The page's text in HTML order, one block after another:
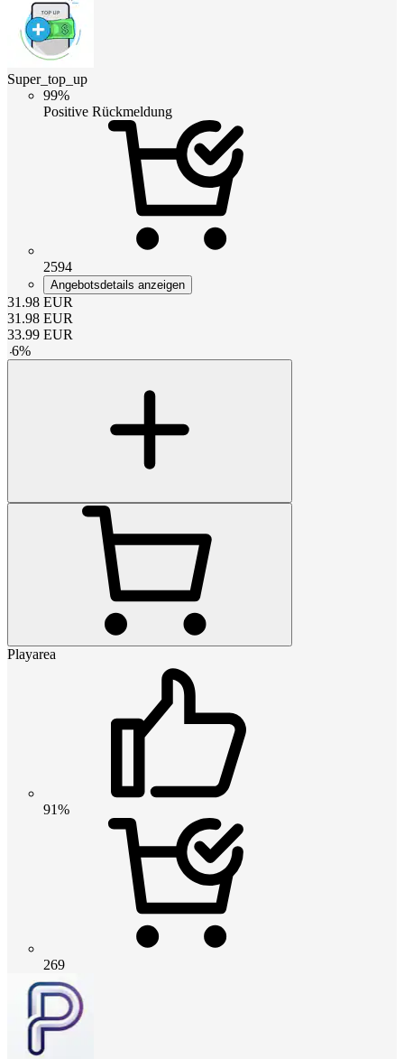
Super_top_up
99%
Positive Rückmeldung
2594
Angebotsdetails anzeigen
31.98 EUR
31.98 EUR
33.99 EUR
-6%
Playarea
91%
269